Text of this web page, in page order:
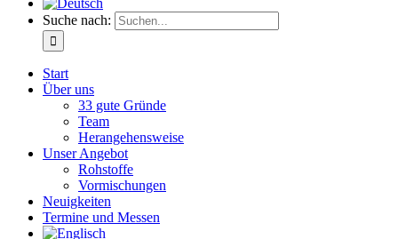
Suche nach:
Start
Über uns
33 gute Gründe
Team
Herangehensweise
Unser Angebot
Rohstoffe
Vormischungen
Neuigkeiten
Termine und Messen